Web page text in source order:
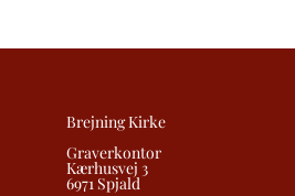
Brejning Kirke
Graverkontor
Kærhusvej 3
6971 Spjald